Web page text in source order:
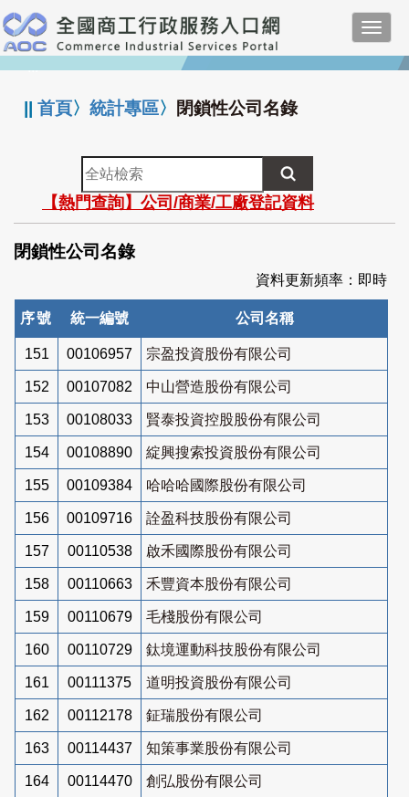
跳
到
主
要
:::
||首頁〉統計專區〉 閉鎖性公司名錄
全
站
檢
索
【熱門查詢】公司/商業/工廠登記資料
閉鎖性公司名錄
資料更新頻率：即時
序號 統一編號 公司名稱
151 00106957 宗盈投資股份有限公司
152 00107082 中山營造股份有限公司
153 00108033 賢泰投資控股股份有限公司
154 00108890 綻興搜索投資股份有限公司
155 00109384 哈哈哈國際股份有限公司
156 00109716 詮盈科技股份有限公司
157 00110538 啟禾國際股份有限公司
158 00110663 禾豐資本股份有限公司
159 00110679 毛棧股份有限公司
160 00110729 鈦境運動科技股份有限公司
161 00111375 道明投資股份有限公司
162 00112178 鉦瑞股份有限公司
163 00114437 知策事業股份有限公司
164 00114470 創弘股份有限公司